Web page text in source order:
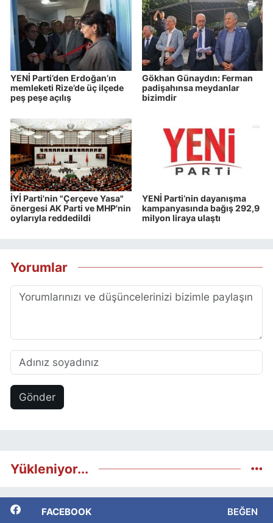
YENİ Parti’den Erdoğan’ın
memleketi Rize’de üç ilçede
peş peşe açılış
Gökhan Günaydın: Ferman
padişahınsa meydanlar
bizimdir
İYİ Parti'nin "Çerçeve Yasa"
önergesi AK Parti ve MHP'nin
oylarıyla reddedildi
YENİ Parti’nin dayanışma
kampanyasında bağış 292,9
milyon liraya ulaştı
Yorumlar
Gönder
Yükleniyor...
FACEBOOK BEĞEN